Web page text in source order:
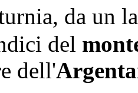
da un
del
dell'